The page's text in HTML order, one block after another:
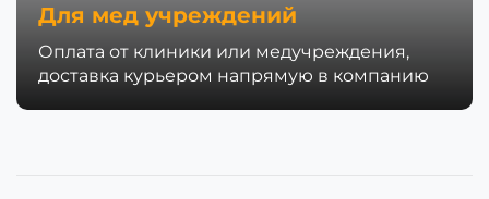
Для мед учреждений
Оплата от клиники или медучреждения,
доставка курьером напрямую в компанию